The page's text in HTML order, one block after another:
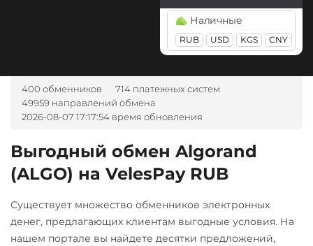
Litecoin (LTC)
Monero (XMR)
NEAR Protocol
Notcoin (NOT)
Ontology (ONT)
Optimism (OP)
Pax Dollar (USDP)
ERC20
AZN
BGN
HUF
NOK TJS
INR
AED
UZS BRL
RON
А-Банк UAH
Авангард RUB
Альфа-Банк
RUB
Беларусбанк BYN
ВТБ Банк RUB
Наличные
RUB USD KGS CNY
400 обменников
714 платежных систем
49959 направлений обмена
2026-08-07 17:17:54 время обновления
Выгодный обмен Algorand
(ALGO) на VelesPay RUB
Существует множество обменников электронных
денег, предлагающих клиентам выгодные условия. На
нашем портале вы найдете десятки предложений,